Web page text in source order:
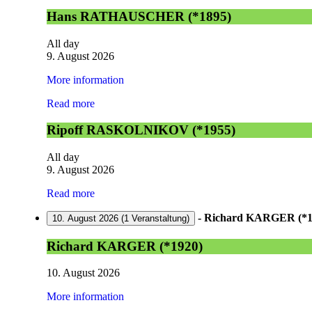
Hans RATHAUSCHER (*1895)
All day
9. August 2026
More information
Read more
Ripoff RASKOLNIKOV (*1955)
All day
9. August 2026
Read more
10. August 2026 (1 Veranstaltung) - Richard KARGER
Richard KARGER (*1920)
10. August 2026
More information